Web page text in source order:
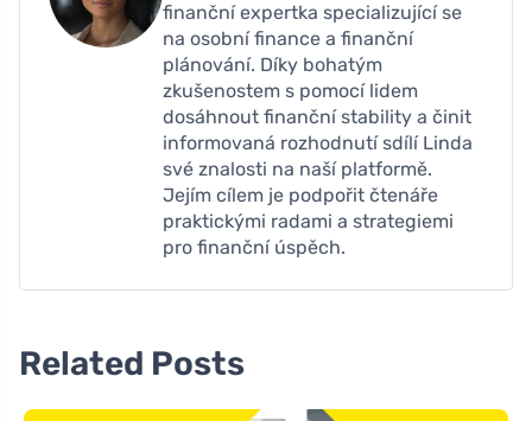
finanční expertka specializující se
na osobní finance a finanční
plánování. Díky bohatým
zkušenostem s pomocí lidem
dosáhnout finanční stability a činit
informovaná rozhodnutí sdílí Linda
své znalosti na naší platformě.
Jejím cílem je podpořit čtenáře
praktickými radami a strategiemi
pro finanční úspěch.
Related Posts